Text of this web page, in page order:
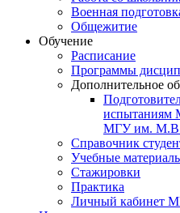
Военная
Общежитие
Обучение
Расписание
Программы
Дополнительное
испытаниям
МГУ им. М.В.
Справочник
Учебные
Стажировки
Практика
Личный кабинет